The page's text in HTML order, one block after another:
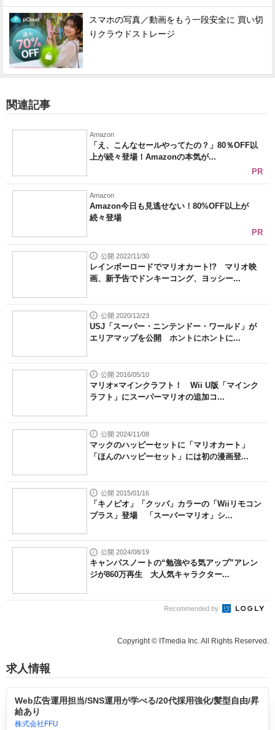
スマホの写真／動画をもう一段安全に 買い切
りクラウドストレージ
関連記事
Amazon
「え、こんなセールやってたの？」80％OFF以
上が続々登場！Amazonの本気が...
PR
Amazon
Amazon今日も見逃せない！80%OFF以上が
続々登場
PR
公開 2022/11/30
レインボーロードでマリオカート!? マリオ映
画、新予告でドンキーコング、ヨッシー...
公開 2020/12/23
USJ「スーパー・ニンテンドー・ワールド」が
エリアマップを公開 ホントにホントに...
公開 2016/05/10
マリオ×マインクラフト！ Wii U版「マインク
ラフト」にスーパーマリオの追加コ...
公開 2024/11/08
マックのハッピーセットに「マリオカート」
「ほんのハッピーセット」には初の漫画登...
公開 2015/01/16
「キノピオ」「クッパ」カラーの「Wiiリモコン
プラス」登場 「スーパーマリオ」シ...
公開 2024/08/19
キャンパスノートの“勉強やる気アップ”アレン
ジが860万再生 大人気キャラクター...
Recommended by
Copyright © ITmedia Inc. All Rights Reserved.
求人情報
Web広告運用担当/SNS運用が学べる/20代採用強化/髪型自由/昇
給あり
株式会社FFU